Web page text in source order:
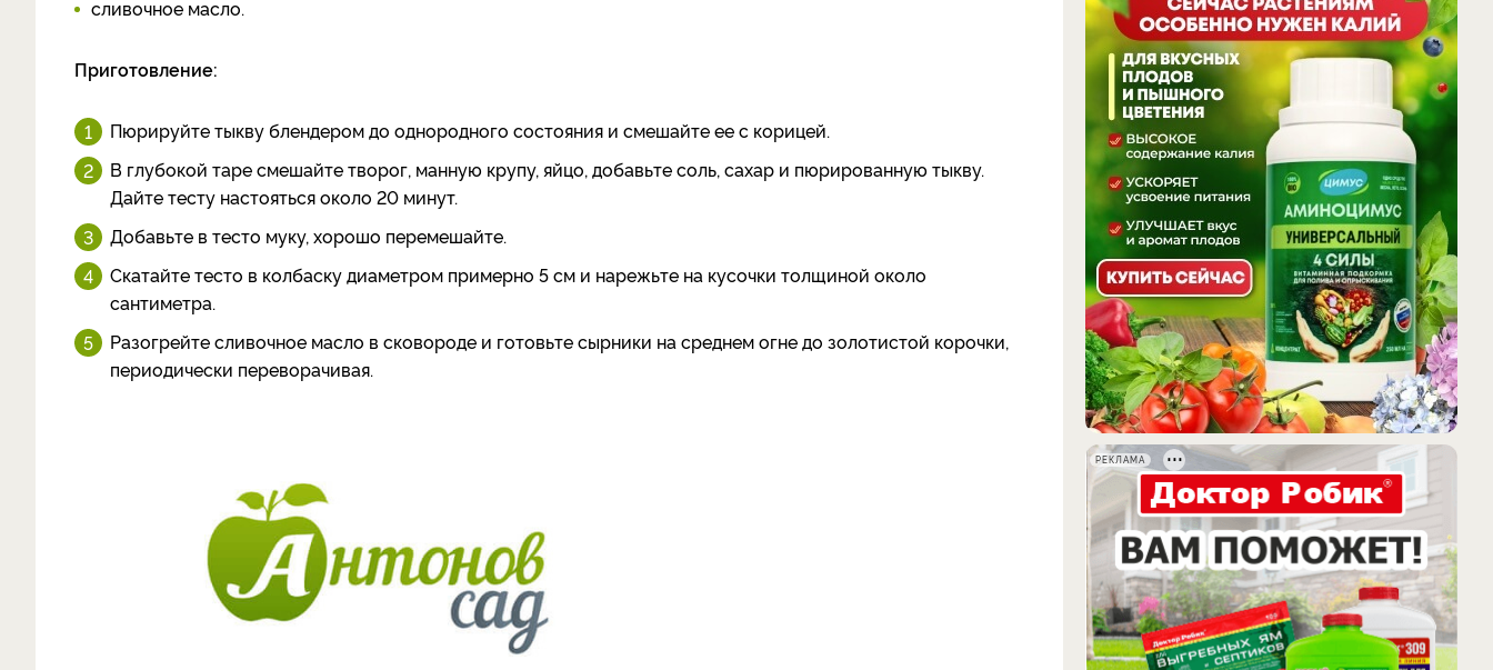
сливочное масло.
Приготовление:
Пюрируйте тыкву блендером до однородного состояния и смешайте ее с корицей.
В глубокой таре смешайте творог, манную крупу, яйцо, добавьте соль, сахар и пюрированную тыкву.
Дайте тесту настояться около 20 минут.
Добавьте в тесто муку, хорошо перемешайте.
Скатайте тесто в колбаску диаметром примерно 5 см и нарежьте на кусочки толщиной около
сантиметра.
Разогрейте сливочное масло в сковороде и готовьте сырники на среднем огне до золотистой корочки,
периодически переворачивая.
РЕКЛАМА